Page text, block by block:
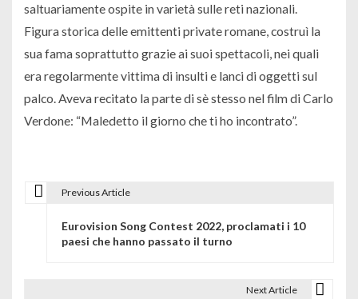
saltuariamente ospite in varietà sulle reti nazionali.
Figura storica delle emittenti private romane,costruì la
sua fama soprattutto grazie ai suoi spettacoli, nei quali
era regolarmente vittima di insulti e lanci di oggetti sul
palco. Aveva recitato la parte di sè stesso nel film di Carlo
Verdone: “Maledetto il giorno che ti ho incontrato”.
Previous Article
Eurovision Song Contest 2022, proclamati i 10
paesi che hanno passato il turno
Next Article